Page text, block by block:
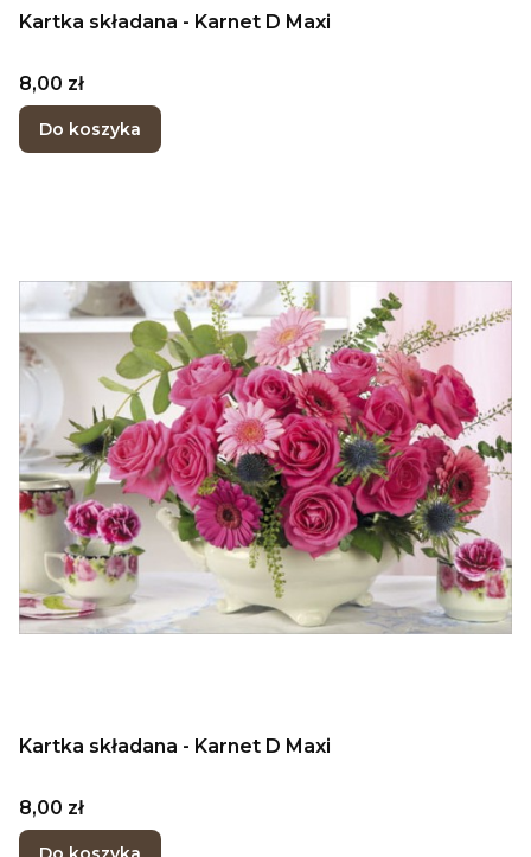
Kartka składana - Karnet D Maxi
Cena
8,00 zł
Do koszyka
Kartka składana - Karnet D Maxi
Cena
8,00 zł